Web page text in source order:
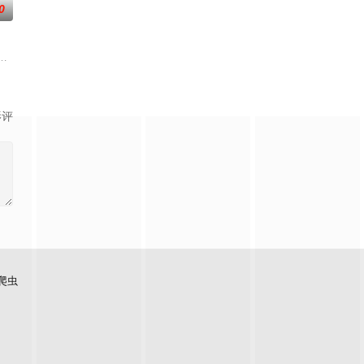
间。 在宇宙中，像天
大陆南云帝国有名的“废物牧云”身上觉醒。牧云初醒，
门人！都市氪金人重生游戏异界，拿玩家当走狗，收世界主角做小弟，看我
虫